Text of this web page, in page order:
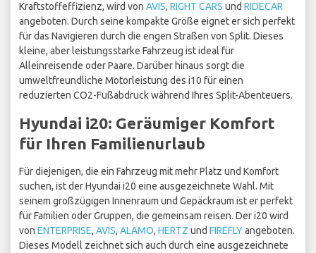
Kraftstoffeffizienz, wird von AVIS, RIGHT CARS und RIDECAR
angeboten. Durch seine kompakte Größe eignet er sich perfekt
für das Navigieren durch die engen Straßen von Split. Dieses
kleine, aber leistungsstarke Fahrzeug ist ideal für
Alleinreisende oder Paare. Darüber hinaus sorgt die
umweltfreundliche Motorleistung des i10 für einen
reduzierten CO2-Fußabdruck während Ihres Split-Abenteuers.
Hyundai i20: Geräumiger Komfort
für Ihren Familienurlaub
Für diejenigen, die ein Fahrzeug mit mehr Platz und Komfort
suchen, ist der Hyundai i20 eine ausgezeichnete Wahl. Mit
seinem großzügigen Innenraum und Gepäckraum ist er perfekt
für Familien oder Gruppen, die gemeinsam reisen. Der i20 wird
von ENTERPRISE, AVIS, ALAMO, HERTZ und FIREFLYangeboten.
Dieses Modell zeichnet sich auch durch eine ausgezeichnete